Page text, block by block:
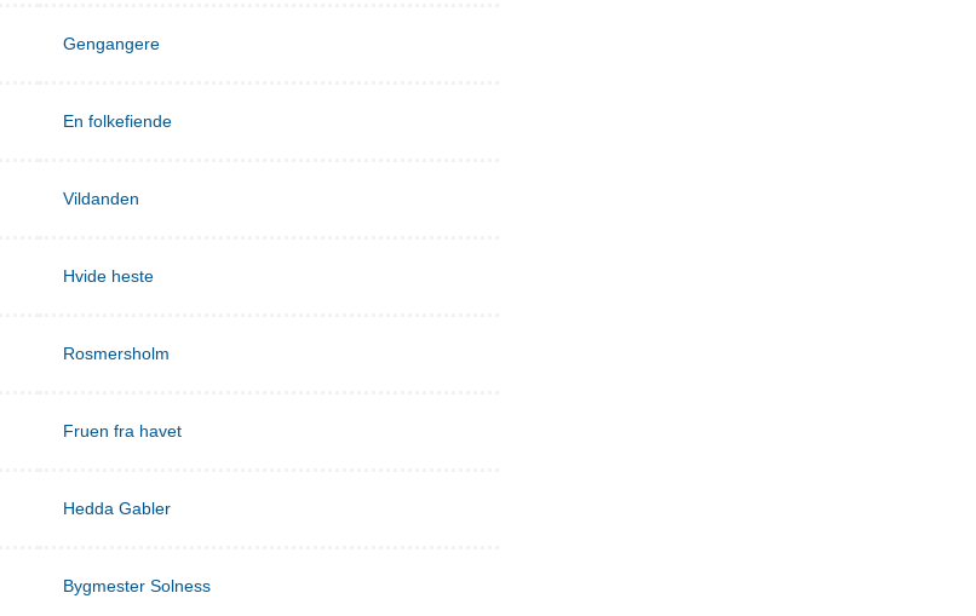
Gengangere
En folkefiende
Vildanden
Hvide heste
Rosmersholm
Fruen fra havet
Hedda Gabler
Bygmester Solness